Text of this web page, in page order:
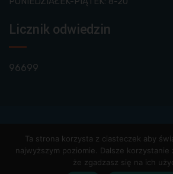
Licznik odwiedzin
96699
© Biorad 2020. Wszystkie prawa
POLITYKA PRYWATNOŚCI
Ta strona korzysta z ciasteczek aby
najwyższym poziomie. Dalsze korzystanie
że zgadzasz się na ich